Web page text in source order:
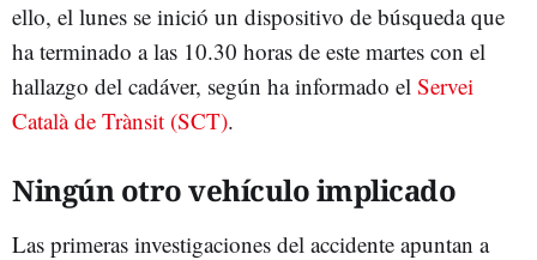
ello, el lunes se inició un dispositivo de búsqueda que
ha terminado a las 10.30 horas de este martes con el
hallazgo del cadáver, según ha informado el Servei
Català de Trànsit (SCT).
Ningún otro vehículo implicado
Las primeras investigaciones del accidente apuntan a